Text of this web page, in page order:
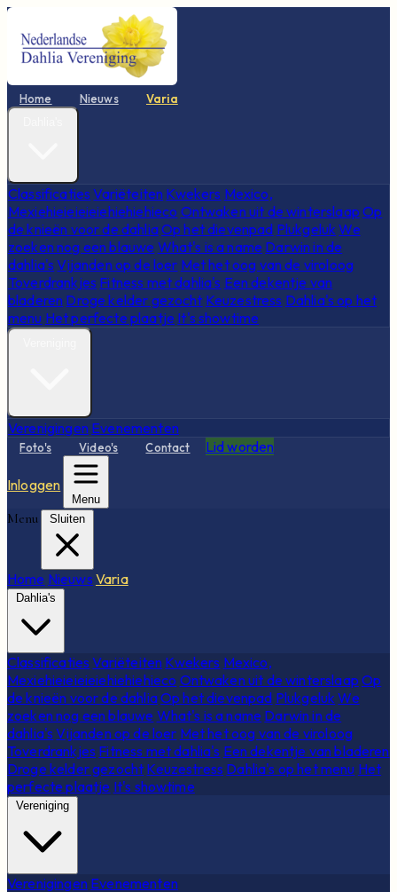
Home Nieuws Varia
Classificaties Variëteiten Kwekers Mexico,
Mexiehieieieieiehiehiehieco Ontwaken uit de winterslaap Op
de knieën voor de dahliaOp het dievenpad Plukgeluk We
zoeken nog een blauwe What's is a name Darwin in de
dahlia's Vijanden op de loer Met het oog van de viroloog
Toverdrankjes Fitness met dahlia's Een dekentje van
bladeren Droge kelder gezocht Keuzestress Dahlia's op het
menu Het perfecte plaatje It's showtime
Verenigingen Evenementen
Foto's Video's Contact Lid worden
Inloggen
Menu
Menu Sluiten
Home Nieuws Varia
Dahlia's
Classificaties Variëteiten Kwekers Mexico,
Mexiehieieieieiehiehiehieco Ontwaken uit de winterslaap Op
de knieën voor de dahliaOp het dievenpad Plukgeluk We
zoeken nog een blauwe What's is a name Darwin in de
dahlia's Vijanden op de loer Met het oog van de viroloog
Toverdrankjes Fitness met dahlia's Een dekentje van bladeren
Droge kelder gezocht Keuzestress Dahlia's op het menu Het
perfecte plaatje It's showtime
Vereniging
Verenigingen Evenementen